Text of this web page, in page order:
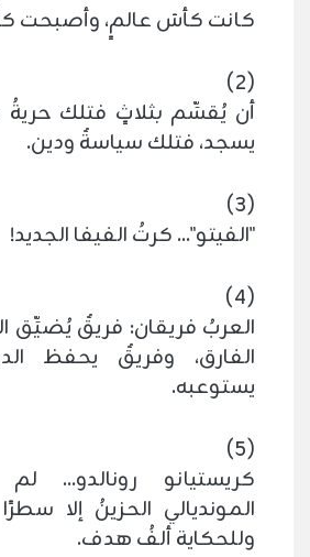
كانت كأسَ عالمٍ، وأصبحت
(2)
أن يُقسِّم بثلاثٍ فتلك حريةُ
يسجد، فتلك سياسةٌ ودين.
(3)
"الفيتو"... كرتُ الفيفا الجديد!
(4)
العربُ فريقان: فريقٌ يُضيِّق
الفارق، وفريقٌ يحفظ
يستوعبه.
(5)
كريستيانو رونالدو...
المونديالي الحزينُ إلا
وللحكاية ألفُ هدف.